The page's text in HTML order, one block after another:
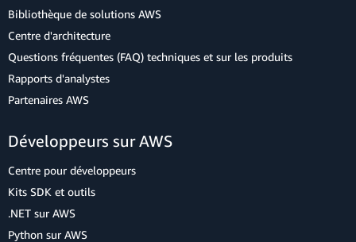
Bibliothèque de solutions AWS
Centre d'architecture
Questions fréquentes (FAQ) techniques et sur les produits
Rapports d'analystes
Partenaires AWS
Développeurs sur AWS
Centre pour développeurs
Kits SDK et outils
.NET sur AWS
Python sur AWS